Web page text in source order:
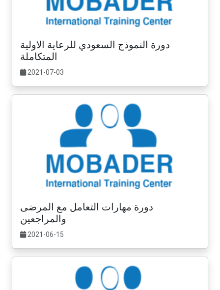
دورة النموذج السعودي للرعاية الاولية
المتكاملة
2021-07-03
دورة مهارات التعامل مع المرضى
والمراجعين
2021-06-15